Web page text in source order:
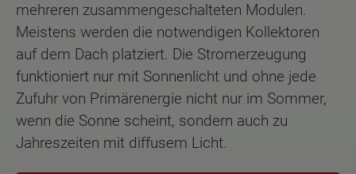
mehreren zusammengeschalteten Modulen.
Meistens werden die notwendigen Kollektoren
auf dem Dach platziert. Die Stromerzeugung
funktioniert nur mit Sonnenlicht und ohne jede
Zufuhr von Primärenergie nicht nur im Sommer,
wenn die Sonne scheint, sondern auch zu
Jahreszeiten mit diffusem Licht.